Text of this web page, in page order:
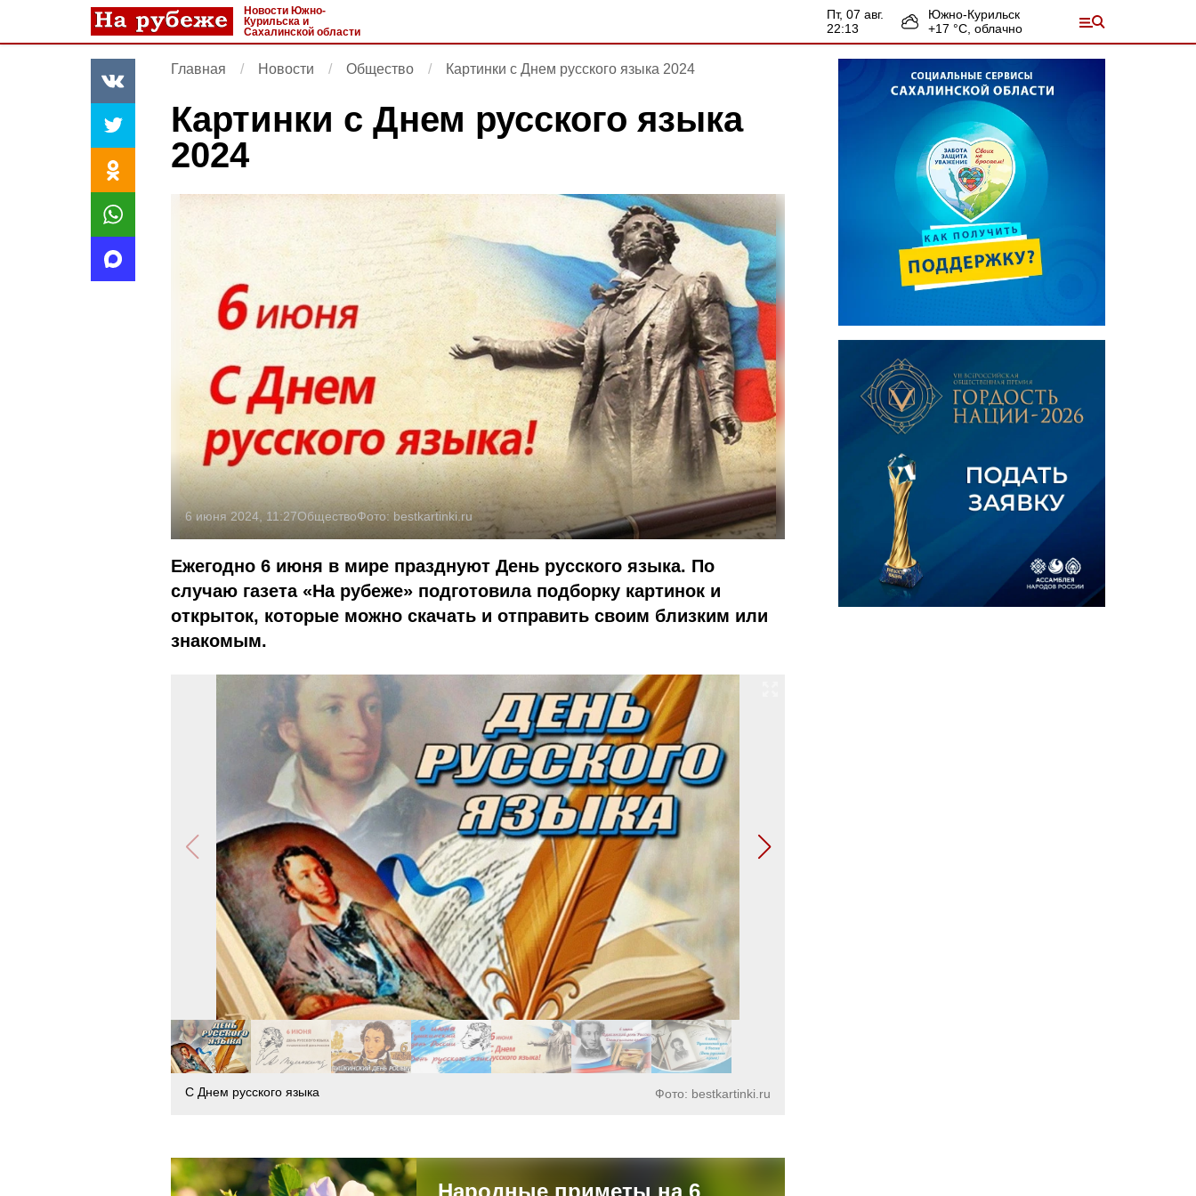
Новости Южно-
Курильска и
Сахалинской области
пт, 07 авг.
22:13
Южно-Курильск
+17 °С, облачно
Главная Новости Общество Картинки с Днем русского языка 2024
Картинки с Днем русского языка
2024
6 июня 2024, 11:27ОбществоФото: bestkartinki.ru
Ежегодно 6 июня в мире празднуют День русского языка. По
случаю газета «На рубеже» подготовила подборку картинок и
открыток, которые можно скачать и отправить своим близким или
знакомым.
С Днем русского языка Фото: bestkartinki.ru